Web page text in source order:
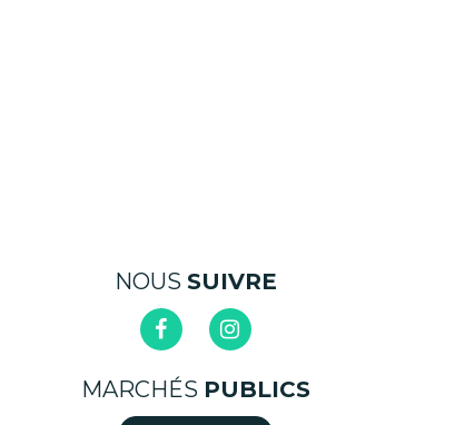
NOUS SUIVRE
Lien
vers
le
Lien
le
MARCHÉS PUBLICS